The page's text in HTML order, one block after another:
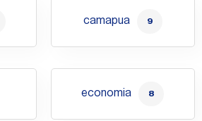
camapua 9
economia 8